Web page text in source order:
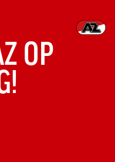
OP